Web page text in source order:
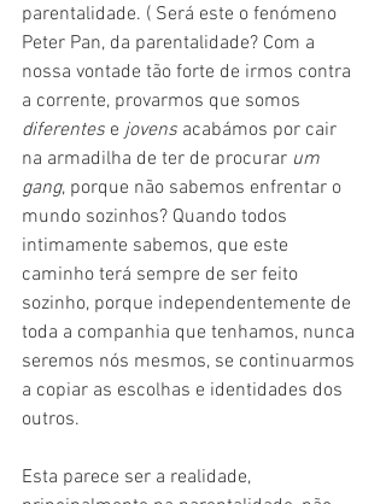
parentalidade. ( Será este o fenómeno
Peter Pan, da parentalidade? Com a
nossa vontade tão forte de irmos contra
a corrente, provarmos que somos
diferentes e jovens acabámos por cair
na armadilha de ter de procurar um
gang, porque não sabemos enfrentar o
mundo sozinhos? Quando todos
intimamente sabemos, que este
caminho terá sempre de ser feito
sozinho, porque independentemente de
toda a companhia que tenhamos, nunca
seremos nós mesmos, se continuarmos
a copiar as escolhas e identidades dos
outros.
Esta parece ser a realidade,